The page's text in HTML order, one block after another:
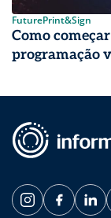
FuturePrint&Sign
Como
programação